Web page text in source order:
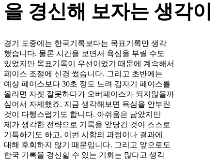
을 경신해 보자는 생각
경기 도중에는 한국기록보다는 목표기록만 생각
했습니다. 물론 시간을 보면서 욕심을 부릴 수도
있었지만 목표기록이 우선이었기 때문에 계속해서
페이스 조절에 신경 썼습니다. 그리고 초반에는
예상 페이스보다 30초 정도 느려 갑자기 페이스를
올리면 자칫 잘못하다가 오버페이스가 되지않을까
싶어서 자제했죠. 지금 생각해보면 욕심을 안부린
것이 다행스럽기도 합니다. 아쉬움은 남았지만
제가 생각한 전략으로 기록을 앞당긴 것이 스스로
기특하기도 하고, 이번 시합의 과정이나 결과에
대해 후회하지 않기 때문입니다. 그리고 앞으로도
한국 기록을 경신할 수 있는 기회는 많다고 생각